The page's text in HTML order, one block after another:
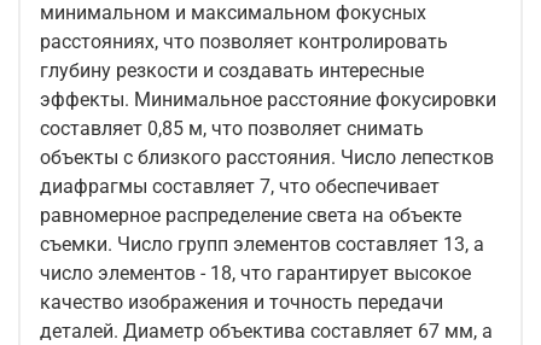
минимальном и максимальном фокусных
расстояниях, что позволяет контролировать
глубину резкости и создавать интересные
эффекты. Минимальное расстояние фокусировки
составляет 0,85 м, что позволяет снимать
объекты с близкого расстояния. Число лепестков
диафрагмы составляет 7, что обеспечивает
равномерное распределение света на объекте
съемки. Число групп элементов составляет 13, а
число элементов - 18, что гарантирует высокое
качество изображения и точность передачи
деталей. Диаметр объектива составляет 67 мм, а